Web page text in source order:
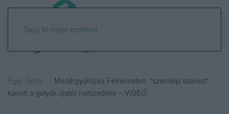
Skip to main content
Eger Ügye
Madárgyűrűzés Felnémeten: "személyi számot"
kapott a gólyák újabb nemzedéke – VIDEÓ